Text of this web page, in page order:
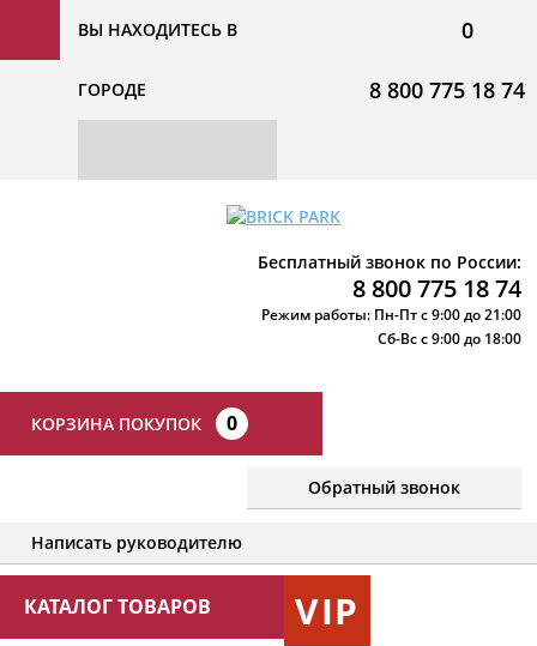
ВЫ НАХОДИТЕСЬ В
ГОРОДЕ
0
8 800 775 18 74
Бесплатный звонок по России:
8 800 775 18 74
Режим работы: Пн-Пт с 9:00 до 21:00
Сб-Вс с 9:00 до 18:00
КОРЗИНА ПОКУПОК 0
Обратный звонок
Написать руководителю
КАТАЛОГ ТОВАРОВ VIP